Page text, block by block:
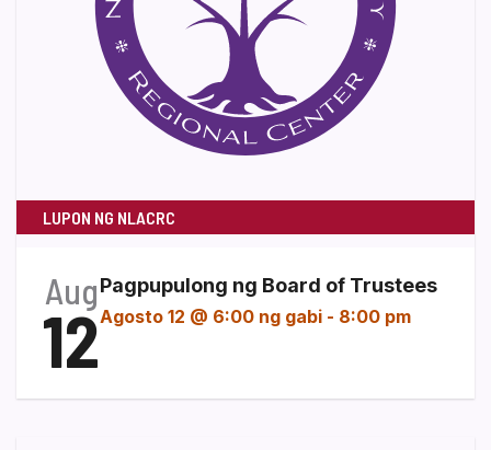
LUPON NG NLACRC
Aug
12
Pagpupulong ng Board of Trustees
Agosto 12 @ 6:00 ng gabi - 8:00 pm